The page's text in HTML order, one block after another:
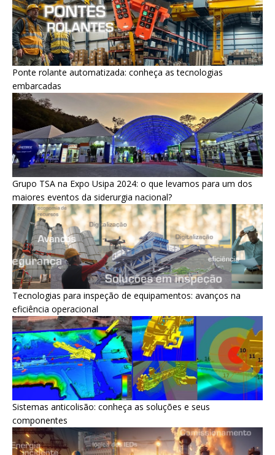
Ponte rolante automatizada: conheça as tecnologias
embarcadas
Grupo TSA na Expo Usipa 2024: o que levamos para um dos
maiores eventos da siderurgia nacional?
Tecnologias para inspeção de equipamentos: avanços na
eficiência operacional
Sistemas anticolisão: conheça as soluções e seus
componentes